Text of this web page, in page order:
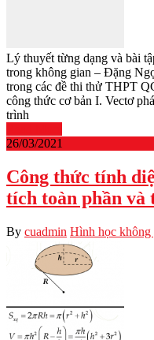
Lý thuyết từng dạng và bài
trong không gian – Đặng
trong các đề thi thử THPT
công thức cơ bản I. Vectơ
trình
26/03/2021
Công thức tính
tích toàn phần và
By cuadmin Hình học không